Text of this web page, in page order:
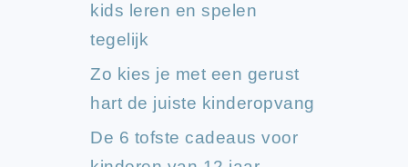
kids leren en spelen
tegelijk
Zo kies je met een gerust
hart de juiste kinderopvang
De 6 tofste cadeaus voor